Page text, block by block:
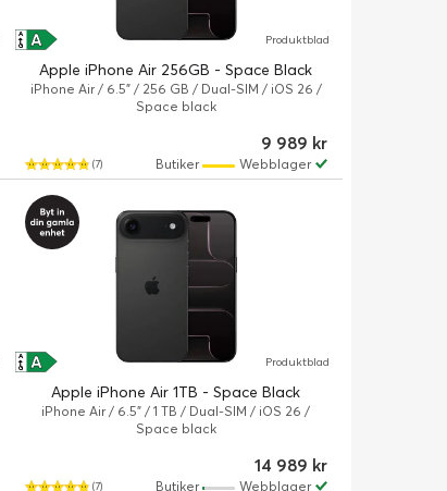
Apple iPhone Air 256GB - Space Black
iPhone Air / 6.5" / 256 GB / Dual-SIM / iOS 26 /
Space black
A
A
↑
G Produktblad
(7)
9 989 kr
Webblager
Butiker
Apple iPhone Air 1TB - Space Black
iPhone Air / 6.5" / 1 TB / Dual-SIM / iOS 26 /
Space black
A
A
↑
G Produktblad
(7)
14 989 kr
Webblager
Butiker